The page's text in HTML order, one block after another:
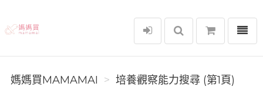
媽媽買MAMAMAI
選單
媽媽買MAMAMAI 培養觀察能力搜尋 (第1頁)